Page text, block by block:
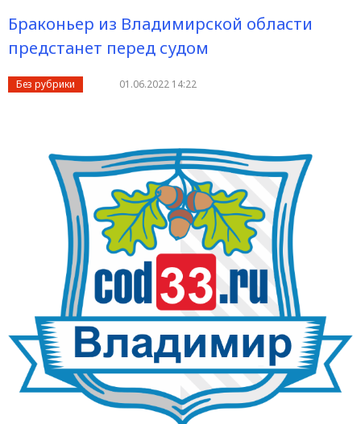
Браконьер из Владимирской области
предстанет перед судом
Без рубрики 01.06.2022 14:22